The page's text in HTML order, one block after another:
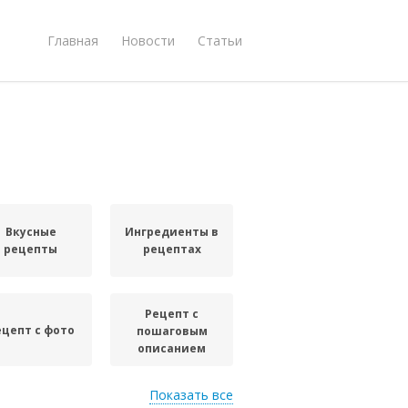
Главная Новости Статьи
Вкусные
рецепты
Ингредиенты в
рецептах
с фото
Рецепт с
пошаговым
описанием
Показать все